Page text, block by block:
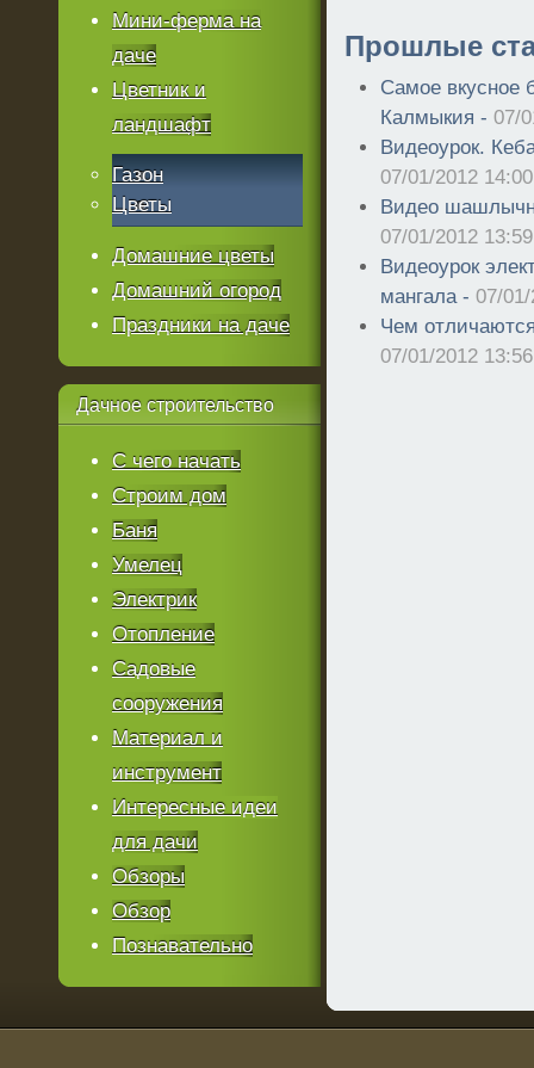
Прошлые
Самое вкусное
Калмыкия - 07/
Видеоурок.
07/01/2012 14:00
Видео
07/01/2012 13:59
Видеоурок
мангала - 07/
Чем
07/01/2012 13:56
Мини-ферма на
даче
Цветник и
ландшафт
Газон
Цветы
Домашние цветы
Домашний огород
Праздники на даче
Дачное строительство
С чего начать
Строим дом
Баня
Умелец
Электрик
Отопление
Садовые
сооружения
Материал и
инструмент
Интересные идеи
для дачи
Обзоры
Обзор
Познавательно